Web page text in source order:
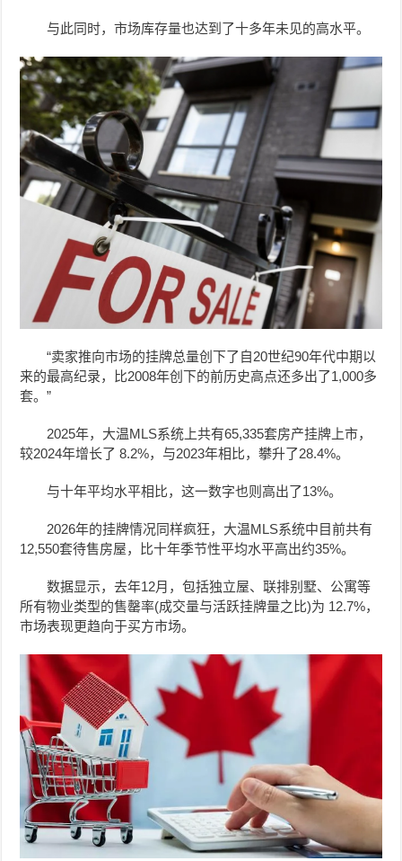
与此同时，市场库存量也达到了十多年未见的高水平。
“卖家推向市场的挂牌总量创下了自20世纪90年代中期以
来的最高纪录，比2008年创下的前历史高点还多出了1,000多
套。”
2025年，大温MLS系统上共有65,335套房产挂牌上市，
较2024年增长了 8.2%，与2023年相比，攀升了28.4%。
与十年平均水平相比，这一数字也则高出了13%。
2026年的挂牌情况同样疯狂， 大温MLS系统中 目前共有
12,550套待售房屋，比十年季节性平均水平高出约35%。
数据显示，去年12月，包括独立屋、联排别墅、公寓等
所有物业类型的售罄率(成交量与活跃挂牌量之比)为 12.7%，
市场表现更趋向于买方市场。